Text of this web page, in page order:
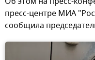
пресс-центре МИА
сообщила